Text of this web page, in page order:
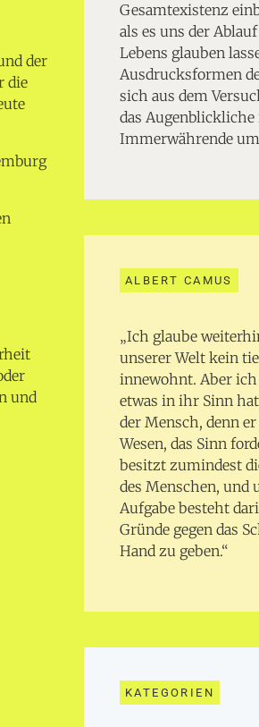
der
die
und
Gesamtexistenz
als es uns der
Lebens glauben
Ausdrucksformen
sich aus dem
das Augenblickliche
Immerwährende
ALBERT CAMUS
„Ich glaube
unserer Welt kein
innewohnt. Aber ich
etwas in ihr Sinn
der Mensch, denn
Wesen, das Sinn
besitzt zumindest
des Menschen, und
Aufgabe besteht
Gründe gegen das
Hand zu geben.“
KATEGORIEN